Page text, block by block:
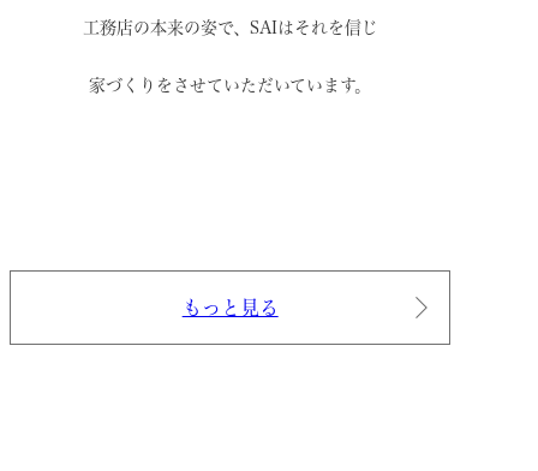
工務店の本来の姿で、 SAIはそれを信じ
家づくりをさせていただいています。
もっと見る